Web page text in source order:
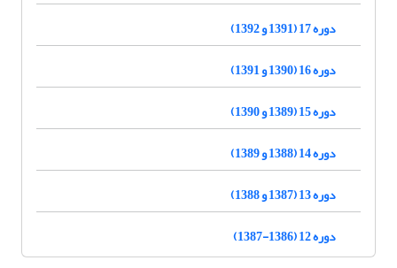
دوره 17 (1391 و 1392)
دوره 16 (1390 و 1391)
دوره 15 (1389 و 1390)
دوره 14 (1388 و 1389)
دوره 13 (1387 و 1388)
دوره 12 (1386-1387)